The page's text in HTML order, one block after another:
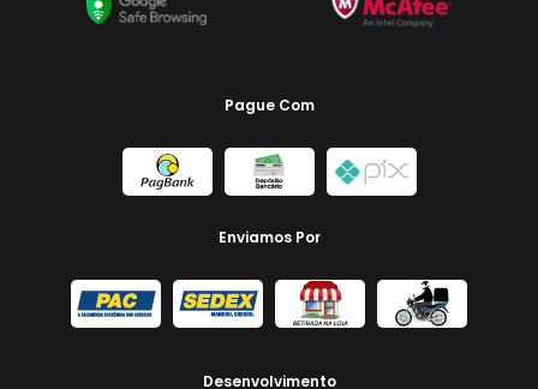
Pague Com
Enviamos Por
Desenvolvimento